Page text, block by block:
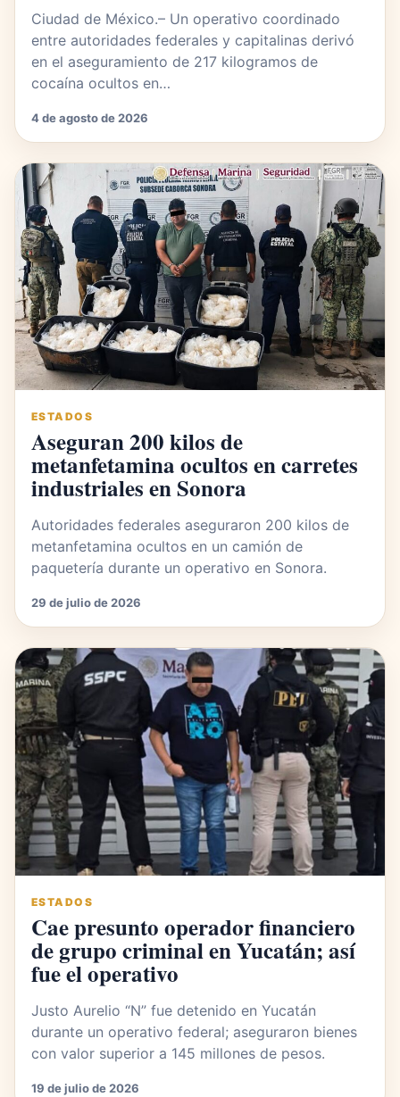
Ciudad de México.– Un operativo coordinado
entre autoridades federales y capitalinas derivó
en el aseguramiento de 217 kilogramos de
cocaína ocultos en…
4 de agosto de 2026
ESTADOS
Aseguran 200 kilos de
metanfetamina ocultos en carretes
industriales en Sonora
Autoridades federales aseguraron 200 kilos de
metanfetamina ocultos en un camión de
paquetería durante un operativo en Sonora.
29 de julio de 2026
ESTADOS
Cae presunto operador financiero
de grupo criminal en Yucatán; así
fue el operativo
Justo Aurelio “N” fue detenido en Yucatán
durante un operativo federal; aseguraron bienes
con valor superior a 145 millones de pesos.
19 de julio de 2026